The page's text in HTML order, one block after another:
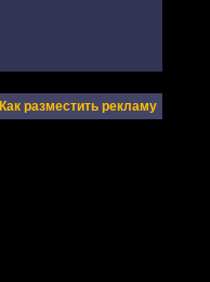
Как разместить рекламу